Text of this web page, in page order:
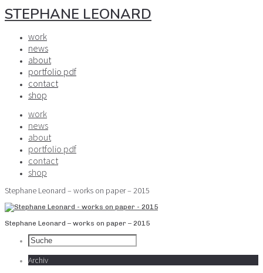
STEPHANE LEONARD
work
news
about
portfolio pdf
contact
shop
work
news
about
portfolio pdf
contact
shop
Stephane Leonard – works on paper – 2015
Stephane Leonard – works on paper – 2015
Archiv